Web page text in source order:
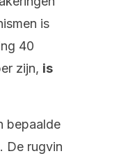
is
40
zijn, is
bepaalde
De rugvin